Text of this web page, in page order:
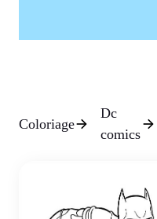
Coloriage
Dc
comics